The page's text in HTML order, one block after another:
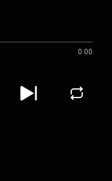
0:00